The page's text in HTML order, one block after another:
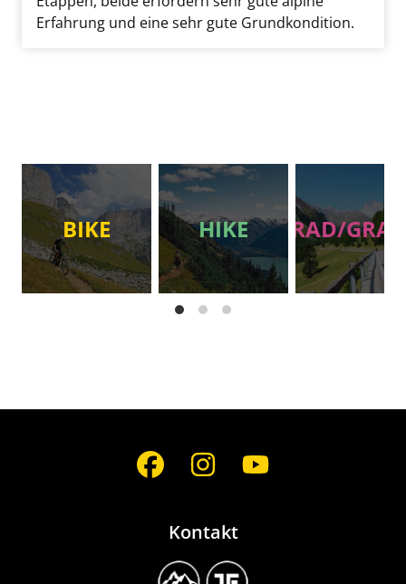
Erfahrung und eine sehr gute Grundkondition.
BIKE HIKE RAD/
Social
Media
Kontakt
Image